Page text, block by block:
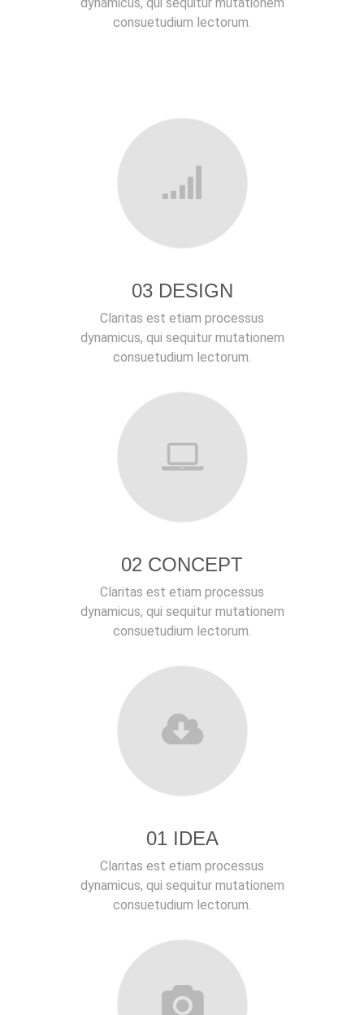
consuetudium lectorum.
03 DESIGN
Claritas est etiam processus
dynamicus, qui sequitur mutationem
consuetudium lectorum.
02 CONCEPT
Claritas est etiam processus
dynamicus, qui sequitur mutationem
consuetudium lectorum.
01 IDEA
Claritas est etiam processus
dynamicus, qui sequitur mutationem
consuetudium lectorum.